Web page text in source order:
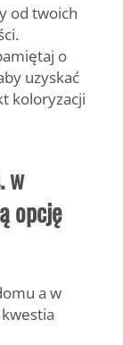
od twoich
o
uzyskać
koloryzacji
w
opcję
a w